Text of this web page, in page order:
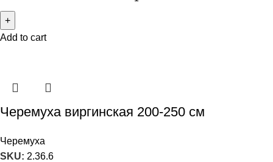
Add to cart
Черемуха виргинская 200-250 см
Черемуха
SKU: 2.36.6